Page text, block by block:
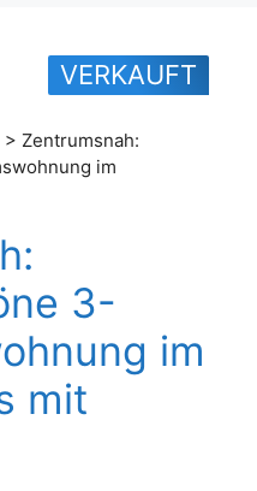
Zentrumsnah:
im
VERKAUFT
3-
im
mit